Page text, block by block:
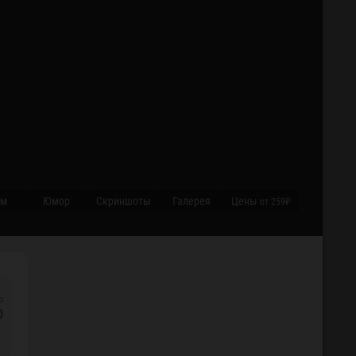
Юмор Cкриншоты Галерея Цены от 259₽